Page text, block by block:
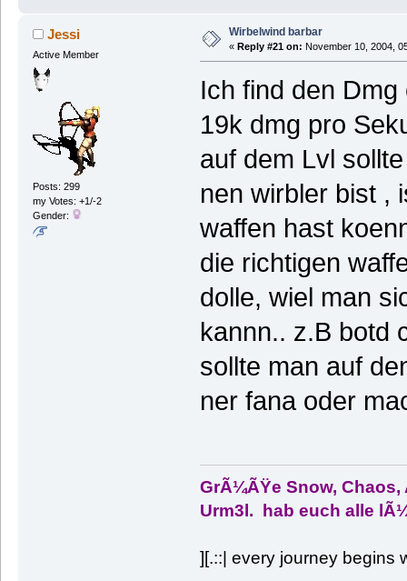
Jessi
Active Member
Posts: 299
my Votes: +1/-2
Gender:
Wirbelwind barbar
« Reply #21 on: November 10, 2004,
Ich find den
19k dmg pro
auf dem Lvl
nen wirbler bist ,
waffen hast
die richtigen
dolle, wiel man
kannn.. z.B botd
sollte man auf
ner fana oder
GrÃ¼ÃŸe Snow, Chaos,
Urm3l. hab euch alle
][.::| every journey begins